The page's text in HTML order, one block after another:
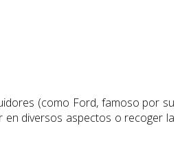
(como Ford, famoso por su
en diversos aspectos o recoger la